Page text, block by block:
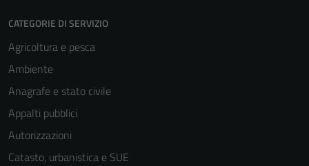
CATEGORIE DI SERVIZIO
Agricoltura e pesca
Ambiente
Anagrafe e stato civile
Appalti pubblici
Autorizzazioni
Catasto, urbanistica e SUE